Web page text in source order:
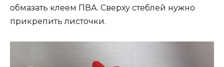
обмазать клеем ПВА. Сверху стеблей нужно
прикрепить листочки.